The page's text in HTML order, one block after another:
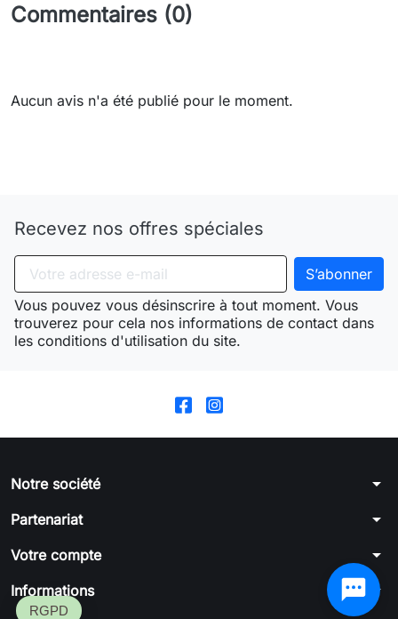
Commentaires (0)
Aucun avis n'a été publié pour le moment.
Recevez nos offres spéciales
Vous pouvez vous désinscrire à tout moment. Vous
trouverez pour cela nos informations de contact dans
les conditions d'utilisation du site.
Notre société arrow_drop_down
Partenariat arrow_drop_down
Votre compte arrow_drop_down
Informations arrow_drop_down